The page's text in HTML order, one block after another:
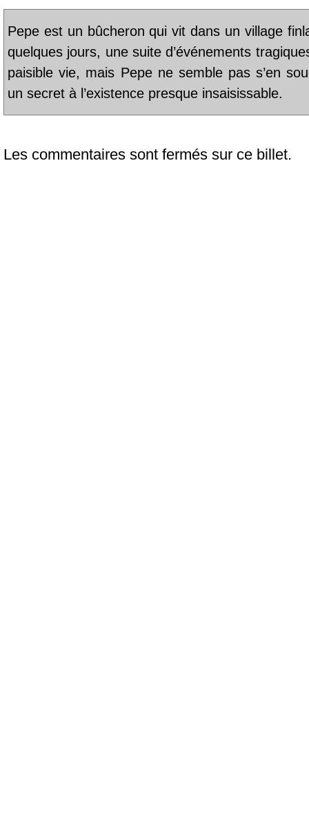
Pepe est un bûcheron qui vit dans un village
quelques jours, une suite d’événements
paisible vie, mais Pepe ne semble pas s’en
un secret à l’existence presque insaisissable.
Les commentaires sont fermés sur ce billet.